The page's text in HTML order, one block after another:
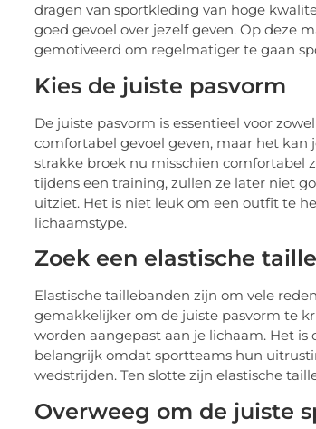
dragen van sportkleding van hoge
goed gevoel over jezelf geven. Op deze
gemotiveerd om regelmatiger te gaan
Kies de juiste pasvorm
De juiste pasvorm is essentieel voor
comfortabel gevoel geven, maar het kan
strakke broek nu misschien comfortabel
tijdens een training, zullen ze later niet
uitziet. Het is niet leuk om een ​​outfit te
lichaamstype.
Zoek een elastische
Elastische taillebanden zijn om vele
gemakkelijker om de juiste pasvorm te
worden aangepast aan je lichaam. Het
belangrijk omdat sportteams hun
wedstrijden. Ten slotte zijn elastische
Overweeg om de juiste